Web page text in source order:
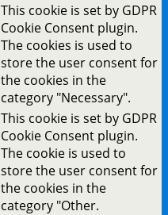
This cookie is set by GDPR
Cookie Consent plugin.
The cookies is used to
store the user consent for
the cookies in the
category "Necessary".
This cookie is set by GDPR
Cookie Consent plugin.
The cookie is used to
store the user consent for
the cookies in the
category "Other.